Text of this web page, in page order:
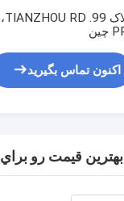
11/F ساختمان 13 پلاک 99. TIANZHOU RD،
اکنون تماس بگیرید
بهترين قيمت رو براي